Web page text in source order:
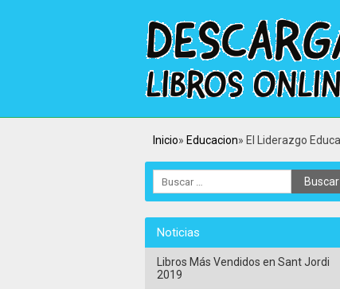
Inicio Educacion El Liderazgo
Noticias
Libros Más Vendidos en Sant Jordi
2019